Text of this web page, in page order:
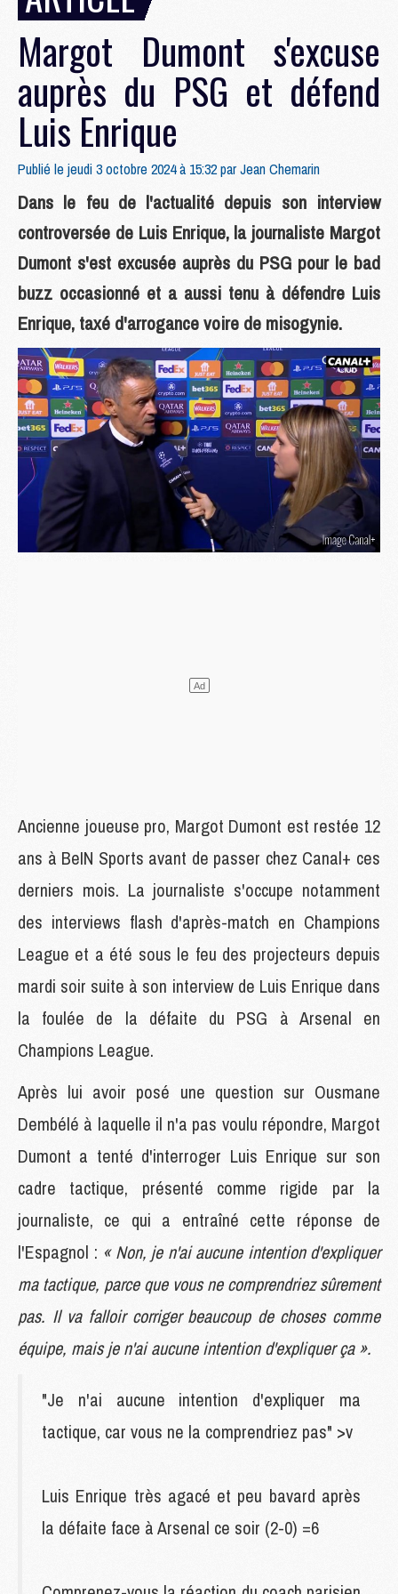
Margot Dumont s'excuse
auprès du PSG et défend
Luis Enrique
Publié le jeudi 3 octobre 2024 à 15:32 parJean Chemarin
Dans le feu de l'actualité depuis son interview
controversée de Luis Enrique, la journaliste Margot
Dumont s'est excusée auprès du PSG pour le bad
buzz occasionné et a aussi tenu à défendre Luis
Enrique, taxé d'arrogance voire de misogynie.
Ancienne joueuse pro, Margot Dumont est restée 12
ans à BeIN Sports avant de passer chez Canal+ ces
derniers mois. La journaliste s'occupe notamment
des interviews flash d'après-match en Champions
League et a été sous le feu des projecteurs depuis
mardi soir suite à son interview de Luis Enrique dans
la foulée de la défaite du PSG à Arsenal en
Champions League.
Après lui avoir posé une question sur Ousmane
Dembélé à laquelle il n'a pas voulu répondre, Margot
Dumont a tenté d'interroger Luis Enrique sur son
cadre tactique, présenté comme rigide par la
journaliste, ce qui a entraîné cette réponse de
l'Espagnol : « Non, je n'ai aucune intention d'expliquer
ma tactique, parce que vous ne comprendriez sûrement
pas. Il va falloir corriger beaucoup de choses comme
équipe, mais je n'ai aucune intention d'expliquer ça ».
"Je n'ai aucune intention d'expliquer ma
tactique, car vous ne la comprendriez pas" >v
Luis Enrique très agacé et peu bavard après
la défaite face à Arsenal ce soir (2-0) =6